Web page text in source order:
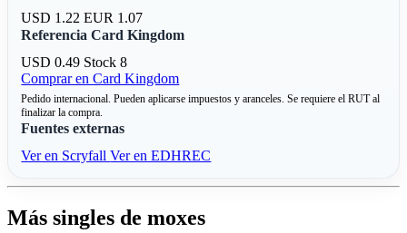
USD 1.22EUR 1.07
Referencia Card Kingdom
USD 0.49 Stock 8
Comprar en Card Kingdom
Pedido internacional. Pueden aplicarse impuestos y aranceles. Se requiere el RUT al
finalizar la compra.
Fuentes externas
Ver en ScryfallVer en EDHREC
Más singles de moxes